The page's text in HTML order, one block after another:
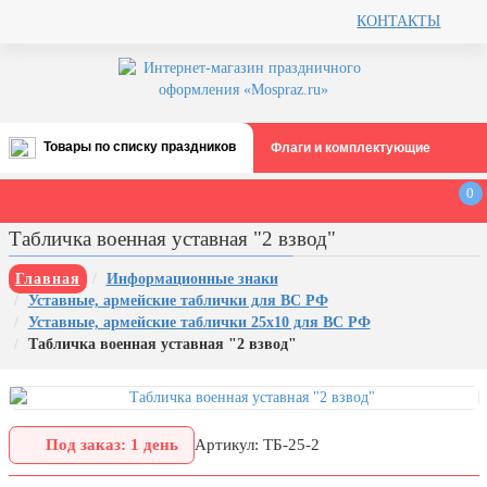
КОНТАКТЫ
Товары по списку праздников
Все праздники
августа)
12 августа, День ВВС
22 августа, День Государственного
флага РФ
3 сентября, День солидарности в
борьбе с терроризмом
Флаги и комплектующие
0
Табличка военная уставная "2 взвод"
Главная
Информационные знаки
Уставные, армейские таблички для ВС РФ
Уставные, армейские таблички 25х10 для ВС РФ
Табличка военная уставная "2 взвод"
Под заказ: 1 день Артикул: ТБ-25-2